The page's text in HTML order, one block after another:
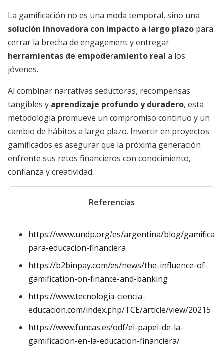
La gamificación no es una moda temporal, sino una
solución innovadora con impacto a largo plazo para
cerrar la brecha de engagement y entregar
herramientas de empoderamiento real a los
jóvenes.
Al combinar narrativas seductoras, recompensas
tangibles y aprendizaje profundo y duradero, esta
metodología promueve un compromiso continuo y un
cambio de hábitos a largo plazo. Invertir en proyectos
gamificados es asegurar que la próxima generación
enfrente sus retos financieros con conocimiento,
confianza y creatividad.
Referencias
https://www.undp.org/es/argentina/blog/
para-educacion-financiera
https://b2binpay.com/es/news/the-influence-of-
gamification-on-finance-and-banking
https://www.tecnologia-ciencia-
educacion.com/index.php/TCE/article/view/20215
https://www.funcas.es/odf/el-papel-de-la-
gamificacion-en-la-educacion-financiera/